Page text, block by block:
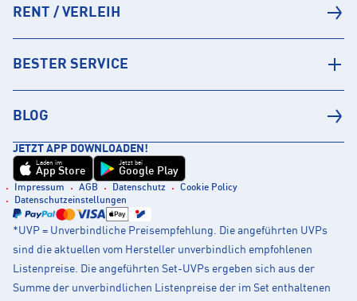
RENT / VERLEIH
BESTER SERVICE
BLOG
JETZT APP DOWNLOADEN!
Laden im
App Store
Jetzt bei
Google Play
Impressum AGB Datenschutz
Cookie Policy
Datenschutzeinstellungen
*UVP = Unverbindliche Preisempfehlung. Die angeführten UVPs
sind die aktuellen vom Hersteller unverbindlich empfohlenen
Listenpreise. Die angeführten Set-UVPs ergeben sich aus der
Summe der unverbindlichen Listenpreise der im Set enthaltenen